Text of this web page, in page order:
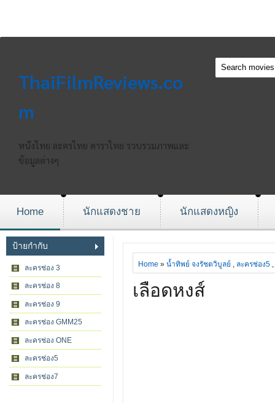
ThaiFilmReviews.co
m
หนังไทย ละครไทย ดาราไทย รวบรวมภาพและ
ข้อมูลต่างๆ
Home นักแสดงชาย นักแสดงหญิง
ป้ายกำกับ
ละครช่อง 3
ละครช่อง 8
ละครช่อง 9
ละครช่อง GMM25
ละครช่อง ONE
ละครช่อง5
ละครช่อง7
Home » น้ำทิพย์ จงรัชตวิบูลย์ , ละครช่อง5 ,
เลือดหงส์